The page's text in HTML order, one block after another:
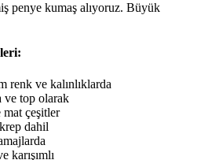
penye kumaş alıyoruz. Büyük
renk ve kalınlıklarda
ve top olarak
mat çeşitler
dahil
karışımlı